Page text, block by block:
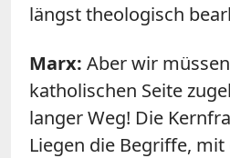
längst theologisch
Marx: Aber wir
katholischen Seite
langer Weg! Die
Liegen die Begriffe,